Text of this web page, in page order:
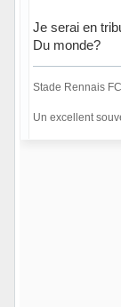
Je serai en
Du monde?
Stade Rennais
Un excellent